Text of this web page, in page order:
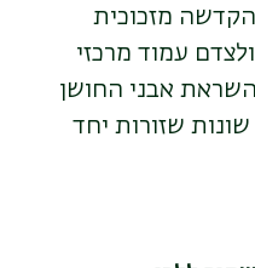
מזכוכית
עמוד מרכזי
אבני החושן
12 אבנים שונות שזורות יחד